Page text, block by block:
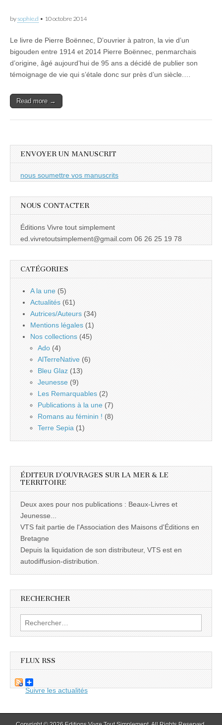
bysophie.d • 10 octobre 2014
Le livre de Pierre Boënnec, D’ouvrier à patron, la vie d’un
bigouden entre 1914 et 2014 Pierre Boënnec, penmarchais
d’origine, âgé aujourd’hui de 95 ans a décidé de publier son
témoignage de vie qui s’étale donc sur près d’un siècle.…
Read more →
ENVOYER UN MANUSCRIT
nous soumettre vos manuscrits
NOUS CONTACTER
Éditions Vivre tout simplement
ed.vivretoutsimplement@gmail.com 06 26 25 19 78
CATÉGORIES
A la une (5)
Actualités (61)
Autrices/Auteurs (34)
Mentions légales (1)
Nos collections (45)
Ado (4)
AlTerreNative (6)
Bleu Glaz (13)
Jeunesse (9)
Les Remarquables (2)
Publications à la une (7)
Romans au féminin ! (8)
Terre Sepia (1)
ÉDITEUR D’OUVRAGES SUR LA MER & LE
TERRITOIRE
Deux axes pour nos publications : Beaux-Livres et
Jeunesse...
VTS fait partie de l'Association des Maisons d'Éditions en
Bretagne
Depuis la liquidation de son distributeur, VTS est en
autodiffusion-distribution.
RECHERCHER
Rechercher :
FLUX RSS
Suivre les actualités